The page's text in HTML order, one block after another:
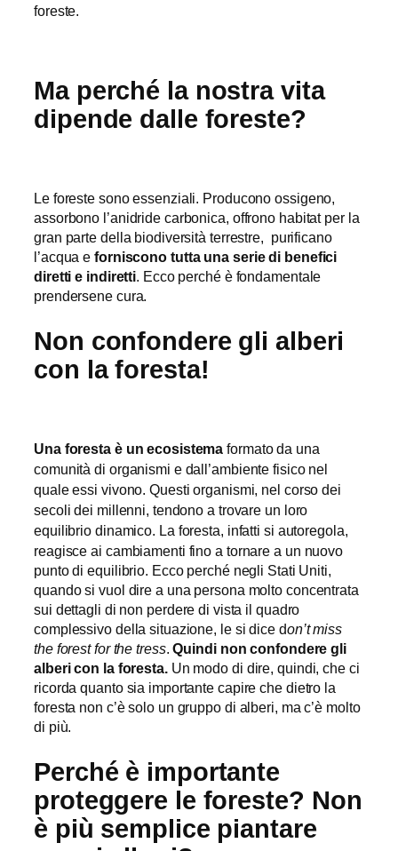
foreste.
Ma perché la nostra vita
dipende dalle foreste?
Le foreste sono essenziali. Producono ossigeno,
assorbono l’anidride carbonica, offrono habitat per la
gran parte della biodiversità terrestre, purificano
l’acqua eforniscono tutta una serie di benefici
diretti e indiretti. Ecco perché è fondamentale
prendersene cura.
Non confondere gli alberi
con la foresta!
Una foresta è un ecosistemaformato da una
comunità di organismi e dall’ambiente fisico nel
quale essi vivono. Questi organismi, nel corso dei
secoli dei millenni, tendono a trovare un loro
equilibrio dinamico. La foresta, infatti si autoregola,
reagisce ai cambiamenti fino a tornare a un nuovo
punto di equilibrio. Ecco perché negli Stati Uniti,
quando si vuol dire a una persona molto concentrata
sui dettagli di non perdere di vista il quadro
complessivo della situazione, le si dice don’t miss
the forest for the tress.Quindi non confondere gli
alberi con la foresta. Un modo di dire, quindi, che ci
ricorda quanto sia importante capire che dietro la
foresta non c’è solo un gruppo di alberi, ma c’è molto
di più.
Perché è importante
proteggere le foreste? Non
è più semplice piantare